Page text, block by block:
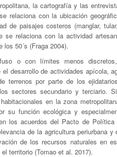
la cartografía y las
relaciona con la ubicación
de paisajes costeros (manglar,
relaciona con la actividad
50´s (Fraga 2004).
o con límites menos
desarrollo de actividades apícola,
terrenos por parte de los
sectores secundario y terciario.
en la zona
su función ecológica y
los acuerdos del Pacto de
de la agricultura periurbana
de los recursos naturales en
territorio (Tomao et al. 2017).